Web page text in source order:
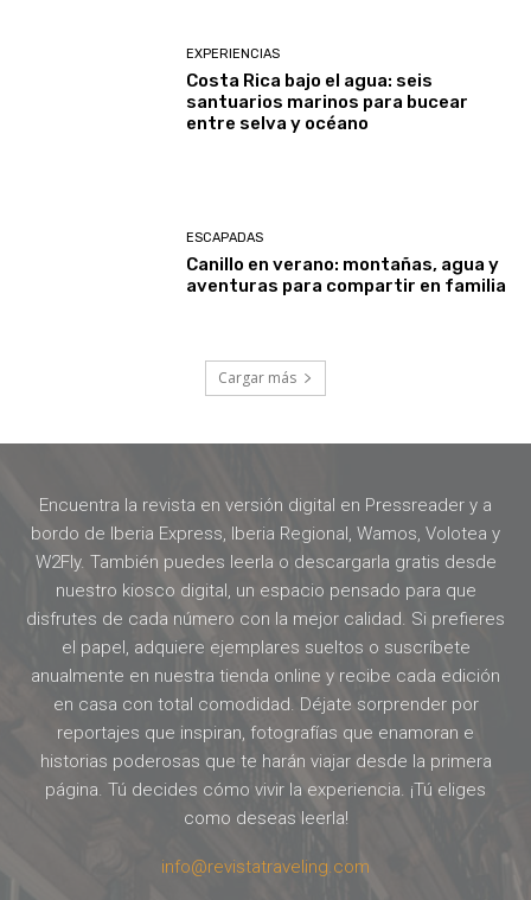
EXPERIENCIAS
Costa Rica bajo el agua: seis
santuarios marinos para bucear
entre selva y océano
ESCAPADAS
Canillo en verano: montañas, agua y
aventuras para compartir en familia
Cargar más
Encuentra la revista en versión digital en Pressreader y a
bordo de Iberia Express, Iberia Regional, Wamos, Volotea y
W2Fly. También puedes leerla o descargarla gratis desde
nuestro kiosco digital, un espacio pensado para que
disfrutes de cada número con la mejor calidad. Si prefieres
el papel, adquiere ejemplares sueltos o suscríbete
anualmente en nuestra tienda online y recibe cada edición
en casa con total comodidad. Déjate sorprender por
reportajes que inspiran, fotografías que enamoran e
historias poderosas que te harán viajar desde la primera
página. Tú decides cómo vivir la experiencia. ¡Tú eliges
como deseas leerla!
info@revistatraveling.com